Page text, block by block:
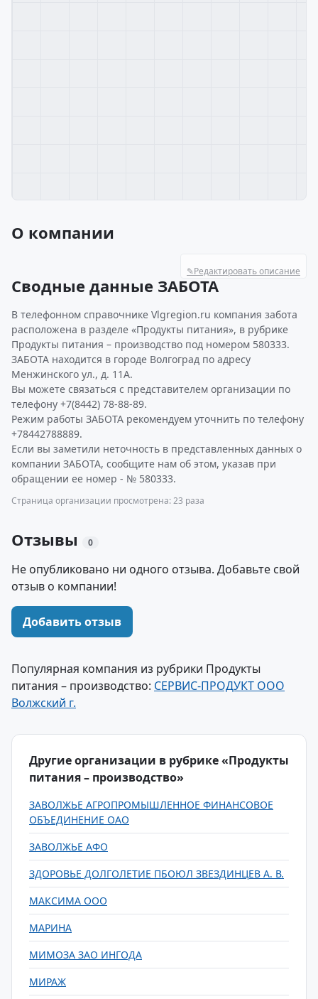
О компании
✎Редактировать описание
Сводные данные ЗАБОТА
В телефонном справочнике Vlgregion.ru компания забота
расположена в разделе «Продукты питания», в рубрике
Продукты питания – производство под номером 580333.
ЗАБОТА находится в городе Волгоград по адресу
Менжинского ул., д. 11А.
Вы можете связаться с представителем организации по
телефону +7(8442) 78-88-89.
Режим работы ЗАБОТА рекомендуем уточнить по телефону
+78442788889.
Если вы заметили неточность в представленных данных о
компании ЗАБОТА, сообщите нам об этом, указав при
обращении ее номер - № 580333.
Страница организации просмотрена: 23 раза
Отзывы 0
Не опубликовано ни одного отзыва. Добавьте свой
отзыв о компании!
Добавить отзыв
Популярная компания из рубрики Продукты
питания – производство: СЕРВИС-ПРОДУКТ ООО
Волжский г.
Другие организации в рубрике «Продукты
питания – производство»
ЗАВОЛЖЬЕ АГРОПРОМЫШЛЕННОЕ ФИНАНСОВОЕ
ОБЪЕДИНЕНИЕ ОАО
ЗАВОЛЖЬЕ АФО
ЗДОРОВЬЕ ДОЛГОЛЕТИЕ ПБОЮЛ ЗВЕЗДИНЦЕВ А. В.
МАКСИМА ООО
МАРИНА
МИМОЗА ЗАО ИНГОДА
МИРАЖ